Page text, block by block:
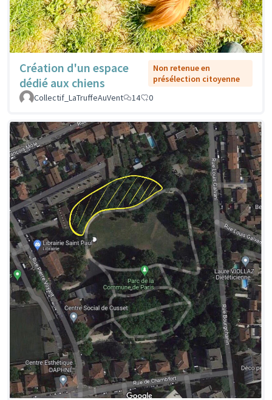
Création d'un espace
dédié aux chiens
Non retenue en
présélection citoyenne
Collectif_LaTruffeAuVent
14 0